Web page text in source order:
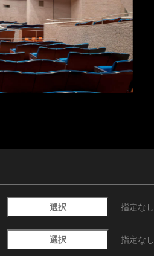
選択 指定なし
選択 指定なし